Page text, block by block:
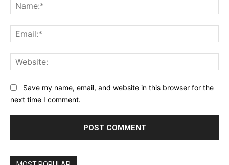
Save my name, email, and website in this browser for the
next time I comment.